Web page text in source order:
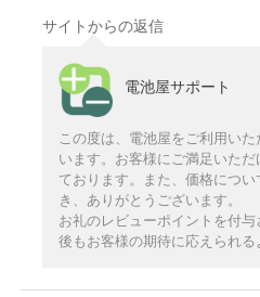
サイトからの返信
電池屋サポート
この度は、電池屋をご利用い
います。お客様にご満足いた
ております。また、価格につ
き、ありがとうございます。
お礼のレビューポイントを付
後もお客様の期待に応えられる